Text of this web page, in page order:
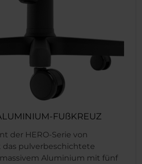
FUßKREUZ
der HERO-Serie von
das pulverbeschichtete
Aluminium mit fünf